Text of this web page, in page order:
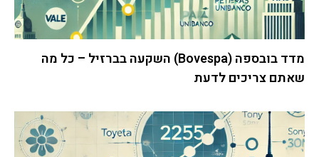
מדד בובספה (Bovespa) השקעה בברזיל – כל מה
שאתם צריכים לדעת